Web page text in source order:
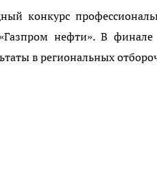
конкурс
нефти». В финале
в региональных